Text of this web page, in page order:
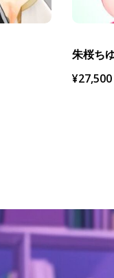
朱桜ち
¥27,500